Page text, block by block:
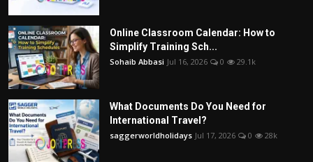
Online Classroom Calendar: How to
Simplify Training Sch...
Sohaib Abbasi Jul 16, 2026 0 29.1k
What Documents Do You Need for
International Travel?
saggerworldholidays Jul 17, 2026 0 28k